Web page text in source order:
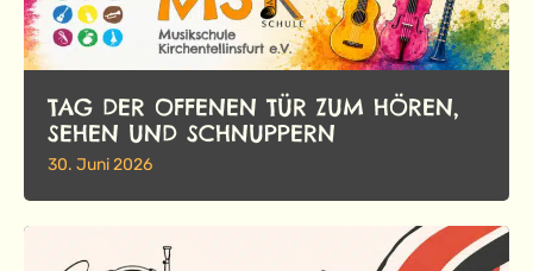
TAG DER OFFENEN TÜR ZUM HÖREN,
SEHEN UND SCHNUPPERN
30. Juni 2026